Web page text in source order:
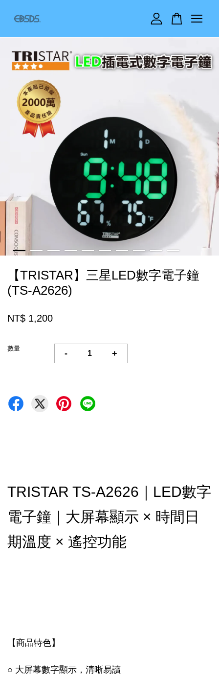
【TRISTAR】三星LED數字電子鐘
(TS-A2626)
NT$ 1,200
數量
- +
TRISTAR TS-A2626｜LED數字
電子鐘｜大屏幕顯示 × 時間日
期溫度 × 遙控功能
【商品特色】
○ 大屏幕數字顯示，清晰易讀
您的購物車目前還是空的。